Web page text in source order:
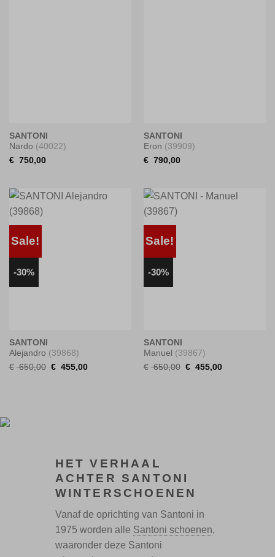
SANTONI
Nardo (40022)
€ 750,00
SANTONI
Eron (39909)
€ 790,00
Sale!
-30%
SANTONI
Alejandro (39868)
€ 650,00 Original
€ 455,00Current
Sale!
-30%
SANTONI
Manuel (39867)
€ 650,00 Original
€ 455,00Current
HET VERHAAL
ACHTER SANTONI
WINTERSCHOENEN
Vanaf de oprichting van Santoni in
1975 worden alle Santoni schoenen,
waaronder deze Santoni